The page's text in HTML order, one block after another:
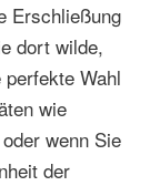
Erschließung
dort wilde,
Wahl
wie
wenn Sie
der